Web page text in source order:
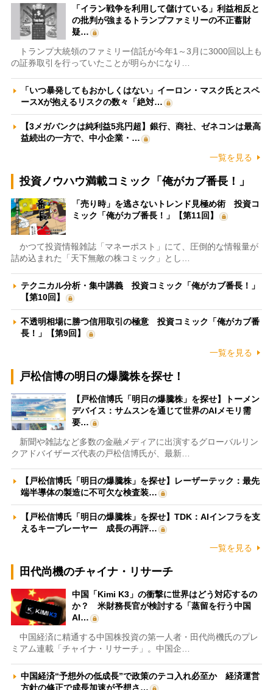
「イラン戦争を利用して儲けている」利益相反と
の批判が強まるトランプファミリーの不正蓄財
疑…
トランプ大統領のファミリー信託が今年1～3月に3000回以上も
の証券取引を行っていたことが明らかになり…
「いつ暴発してもおかしくはない」イーロン・マスク氏とスペ
ースXが抱えるリスクの数々「絶対…
【3メガバンクは純利益5兆円超】銀行、商社、ゼネコンは最高
益続出の一方で、中小企業・…
一覧を見る
投資ノウハウ満載コミック「俺がカブ番長！」
「売り時」を逃さないトレンド見極め術 投資コ
ミック「俺がカブ番長！」【第11回】
かつて投資情報雑誌「マネーポスト」にて、圧倒的な情報量が
詰め込まれた「天下無敵の株コミック」とし…
テクニカル分析・集中講義 投資コミック「俺がカブ番長！」
【第10回】
不透明相場に勝つ信用取引の極意 投資コミック「俺がカブ番
長！」【第9回】
一覧を見る
戸松信博の明日の爆騰株を探せ！
【戸松信博氏「明日の爆騰株」を探せ】トーメン
デバイス：サムスンを通じて世界のAIメモリ需
要…
新聞や雑誌など多数の金融メディアに出演するグローバルリン
クアドバイザーズ代表の戸松信博氏が、最新…
【戸松信博氏「明日の爆騰株」を探せ】レーザーテック：最先
端半導体の製造に不可欠な検査装…
【戸松信博氏「明日の爆騰株」を探せ】TDK：AIインフラを支
えるキープレーヤー 成長の再評…
一覧を見る
田代尚機のチャイナ・リサーチ
中国「Kimi K3」の衝撃に世界はどう対応するの
か？ 米財務長官が検討する「蒸留を行う中国
AI…
中国経済に精通する中国株投資の第一人者・田代尚機氏のプレ
ミアム連載「チャイナ・リサーチ」。中国企…
中国経済“予想外の低成長”で政策のテコ入れ必至か 経済運営
方針の修正で成長加速が予想さ…